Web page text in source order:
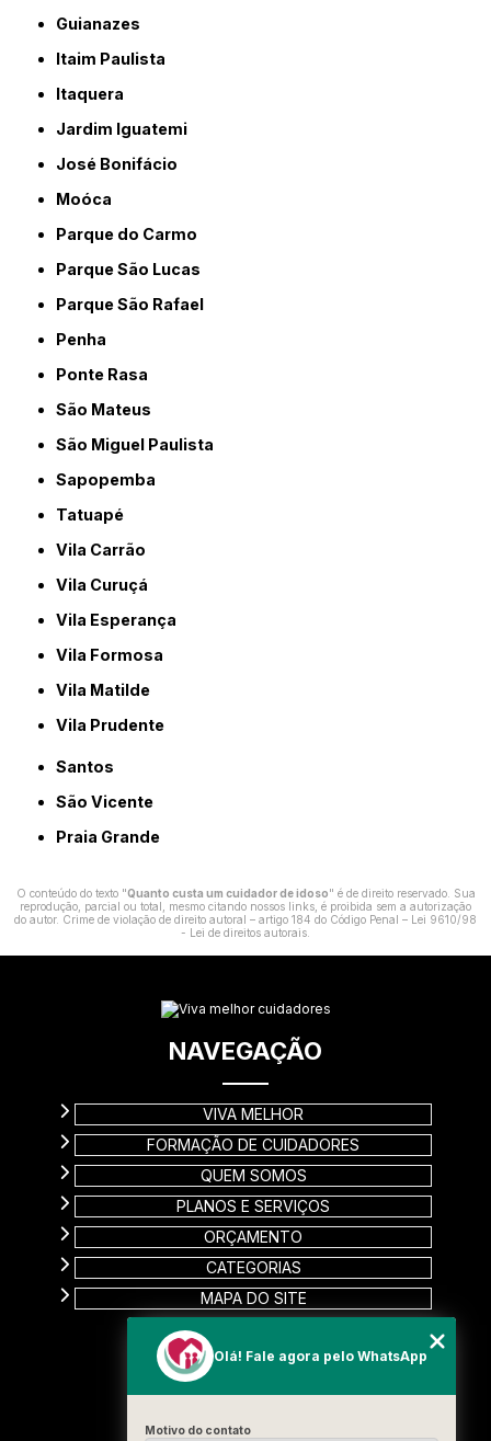
Guianazes
Itaim Paulista
Itaquera
Jardim Iguatemi
José Bonifácio
Moóca
Parque do Carmo
Parque São Lucas
Parque São Rafael
Penha
Ponte Rasa
São Mateus
São Miguel Paulista
Sapopemba
Tatuapé
Vila Carrão
Vila Curuçá
Vila Esperança
Vila Formosa
Vila Matilde
Vila Prudente
Santos
São Vicente
Praia Grande
O conteúdo do texto "Quanto custa um cuidador de idoso" é de direito reservado. Sua
reprodução, parcial ou total, mesmo citando nossos links, é proibida sem a autorização
do autor. Crime de violação de direito autoral – artigo 184 do Código Penal –
Lei 9610/98
- Lei de direitos autorais
NAVEGAÇÃO
VIVA MELHOR
FORMAÇÃO DE CUIDADORES
QUEM SOMOS
PLANOS E SERVIÇOS
ORÇAMENTO
CATEGORIAS
MAPA DO SITE
CONTATO
Santo André - SP
Olá! Fale agora pelo WhatsApp
Motivo do contato